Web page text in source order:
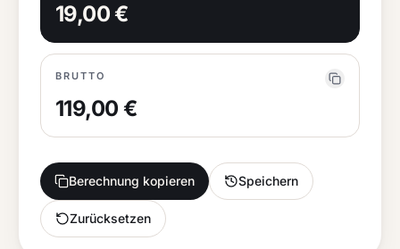
19,00 €
BRUTTO
119,00 €
Berechnung kopieren Speichern
Zurücksetzen